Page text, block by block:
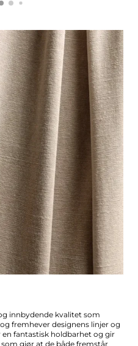
innbydende kvalitet som
fremhever designens linjer og
fantastisk holdbarhet og gir
gjør at de både fremstår